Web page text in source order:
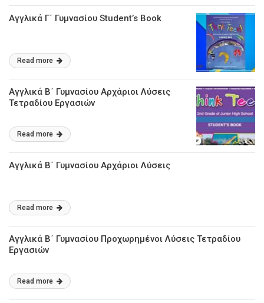
Αγγλικά Γ΄ Γυμνασίου Student’s Book
Read more
Αγγλικά Β΄ Γυμνασίου Αρχάριοι Λύσεις
Τετραδίου Εργασιών
Read more
Αγγλικά Β΄ Γυμνασίου Αρχάριοι Λύσεις
Read more
Αγγλικά Β΄ Γυμνασίου Προχωρημένοι Λύσεις Τετραδίου
Εργασιών
Read more